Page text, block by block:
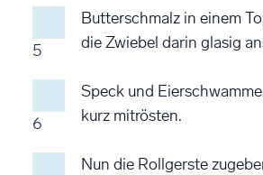
5
Butterschmalz in einem
die Zwiebel darin glasig
6
Speck und
kurz mitrösten.
Nun die Rollgerste